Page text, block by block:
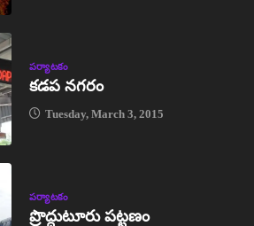
పర్యాటకం
కడప నగరం
Tuesday, March 3, 2015
పర్యాటకం
ప్రొద్దుటూరు పట్టణం